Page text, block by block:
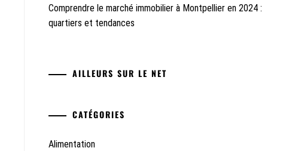
Comprendre le marché immobilier à Montpellier en 2024 :
quartiers et tendances
AILLEURS SUR LE NET
CATÉGORIES
Alimentation